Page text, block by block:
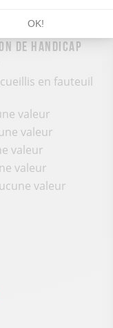
de handicap
en fauteuil
valeur
valeur
valeur
valeur
valeur
OK!